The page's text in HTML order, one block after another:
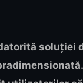
soluției